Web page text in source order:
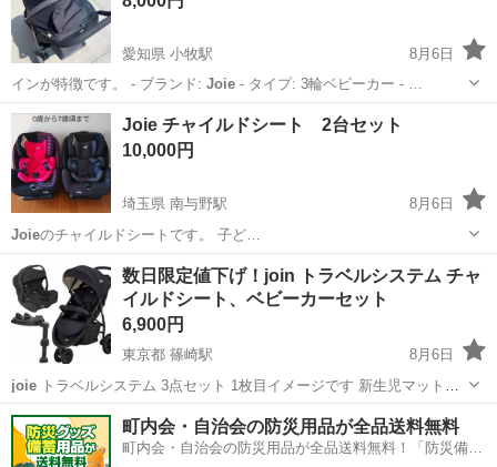
愛知県 小牧駅
8月6日
インが特徴です。 - ブランド: Joie- タイプ: 3輪ベビーカー - …
愛知 小牧市 小牧駅 ミニカー
Joie チャイルドシート 2台セット
10,000円
埼玉県 南与野駅
8月6日
Joie
のチャイルドシートです。 子ど…
埼玉 さいたま市 南与野駅
セーフティ、チャイルドシート
数日限定値下げ！join トラベルシステム チャ
イルドシート、ベビーカーセット
6,900円
東京都 篠崎駅
8月6日
joieトラベルシステム 3点セット 1枚目イメージです 新生児マット有
ります チャイルドシートで寝てしまったら そのままベビーカーにのせ
られるベビーカーも有ります。 ほんとにこれがありがたかったです。
上の子の時も欲...
東京 江戸川区 篠崎駅 ベビー用品
町内会・自治会の防災用品が全品送料無料
町内会・自治会の防災用品が全品送料無料！「防災備蓄